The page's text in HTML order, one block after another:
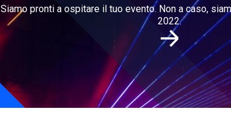
Siamo pronti a ospitare il tuo evento. Non a caso,
2022.